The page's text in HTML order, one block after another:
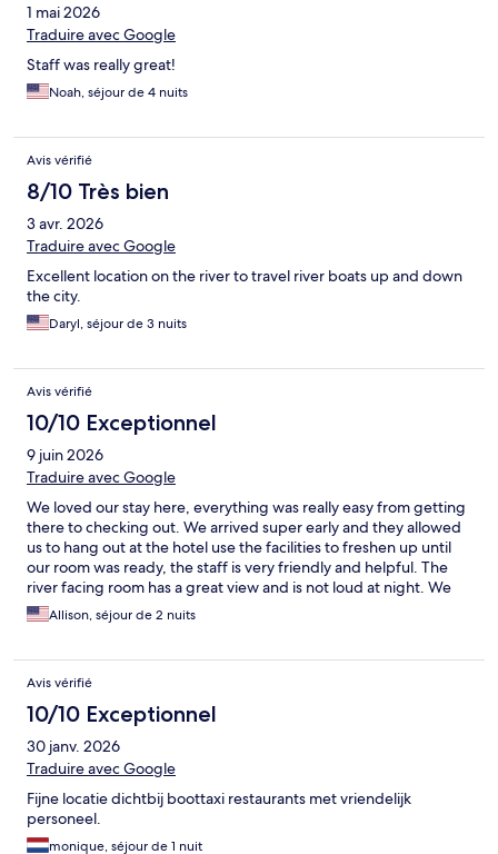
1 mai 2026
Traduire avec Google
Staff was really great!
Noah, séjour de 4 nuits
Avis vérifié
8/10 Très bien
3 avr. 2026
Traduire avec Google
Excellent location on the river to travel river boats up and down
the city.
Daryl, séjour de 3 nuits
Avis vérifié
10/10 Exceptionnel
9 juin 2026
Traduire avec Google
We loved our stay here, everything was really easy from getting
there to checking out. We arrived super early and they allowed
us to hang out at the hotel use the facilities to freshen up until
our room was ready, the staff is very friendly and helpful. The
river facing room has a great view and is not loud at night. We
booked the deluxe king and our room was spacious,
comfortable and clean. Great stay!
Allison, séjour de 2 nuits
Avis vérifié
10/10 Exceptionnel
30 janv. 2026
Traduire avec Google
Fijne locatie dichtbij boottaxi restaurants met vriendelijk
personeel.
monique, séjour de 1 nuit